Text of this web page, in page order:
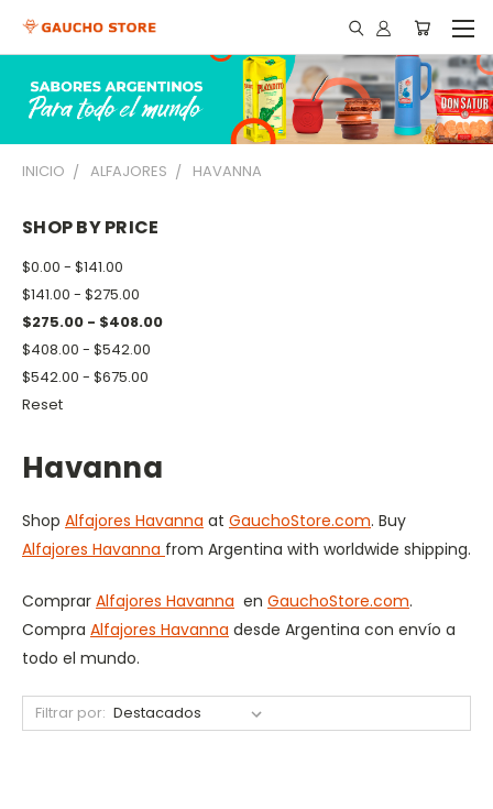
INICIO ALFAJORES HAVANNA
SHOP BY PRICE
$0.00 - $141.00
$141.00 - $275.00
$275.00 - $408.00
$408.00 - $542.00
$542.00 - $675.00
Reset
Havanna
Shop Alfajores Havanna at GauchoStore.com. Buy
Alfajores Havanna from Argentina with worldwide shipping.
Comprar Alfajores Havanna en GauchoStore.com.
Compra Alfajores Havanna desde Argentina con envío a
todo el mundo.
Filtrar por: